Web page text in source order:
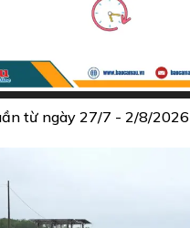
từ ngày 27/7 - 2/8/2026